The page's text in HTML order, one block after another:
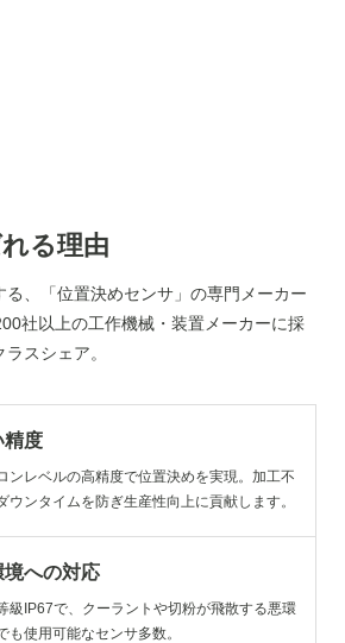
る理由
る、「位置決めセンサ」の専門メーカー
社以上の工作機械・装置メーカーに採
スシェア。
精度
ンレベルの高精度で位置決めを実現。加工不
ウンタイムを防ぎ生産性向上に貢献します。
境への対応
級IP67で、クーラントや切粉が飛散する悪環
も使用可能なセンサ多数。